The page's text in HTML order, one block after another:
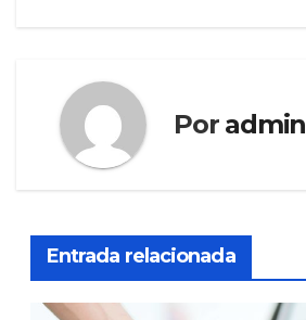
Por admin
Entrada relacionada